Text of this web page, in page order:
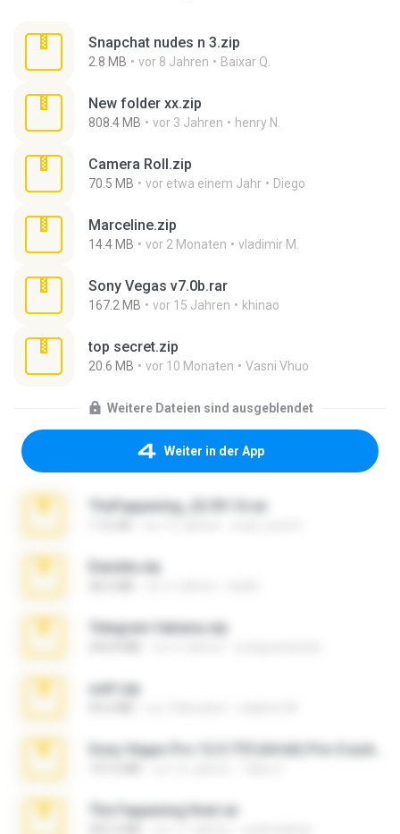
Snapchat nudes n 3.zip
2.8 MB vor 8 Jahren Baixar Q.
New folder xx.zip
808.4 MB vor 3 Jahren henry N.
Camera Roll.zip
70.5 MB vor etwa einem Jahr Diego
Marceline.zip
14.4 MB vor 2 Monaten vladimir M.
Sony Vegas v7.0b.rar
167.2 MB vor 15 Jahren khinao
top secret.zip
20.6 MB vor 10 Monaten Vasni Vhuo
Weitere Dateien sind ausgeblendet
Weiter in der App
TheFappening_22.09.14.rar
Daniela.zip
Telegram fabiana.zip
ouh!.zip
The Fappening final.rar